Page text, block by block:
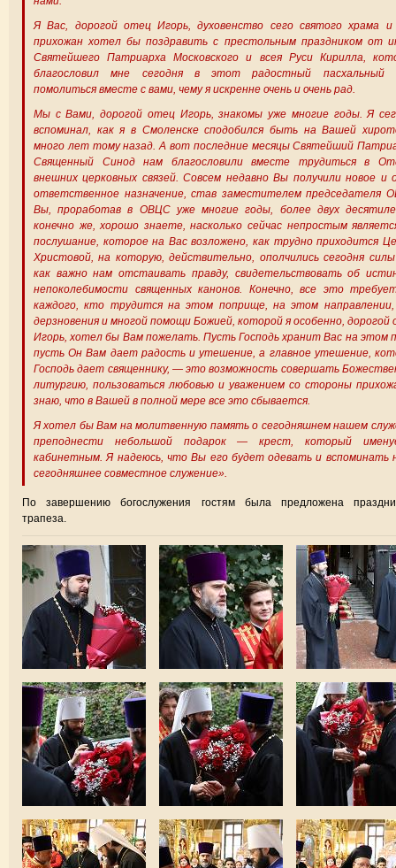
Я Вас, дорогой отец Игорь, духовенство сего святого храма и
прихожан хотел бы поздравить с престольным праздником от
Святейшего Патриарха Московского и всея Руси Кирилла,
благословил мне сегодня в этот радостный пасхальный
помолиться вместе с вами, чему я искренне очень и очень рад.
Мы с Вами, дорогой отец Игорь, знакомы уже многие годы. Я
вспоминал, как я в Смоленске сподобился быть на Вашей
много лет тому назад. А вот последние месяцы Святейший
Священный Синод нам благословили вместе трудиться в
внешних церковных связей. Совсем недавно Вы получили новое и
ответственное назначение, став заместителем председателя
Вы, проработав в ОВЦС уже многие годы, более двух
конечно же, хорошо знаете, насколько сейчас непростым
послушание, которое на Вас возложено, как трудно приходится
Христовой, на которую, действительно, ополчились сегодня
как важно нам отстаивать правду, свидетельствовать об
непоколебимости священных канонов. Конечно, все это
каждого, кто трудится на этом поприще, на этом направлении,
дерзновения и многой помощи Божией, которой я особенно, дорогой
Игорь, хотел бы Вам пожелать. Пусть Господь хранит Вас на этом
пусть Он Вам дает радость и утешение, а главное утешение,
Господь дает священнику, — это возможность совершать
литургию, пользоваться любовью и уважением со стороны
знаю, что в Вашей в полной мере все это сбывается.
Я хотел бы Вам на молитвенную память о сегодняшнем нашем
преподнести небольшой подарок — крест, который
кабинетным. Я надеюсь, что Вы его будет одевать и вспоминать
сегодняшнее совместное служение».
По завершению богослужения гостям была предложена
трапеза.